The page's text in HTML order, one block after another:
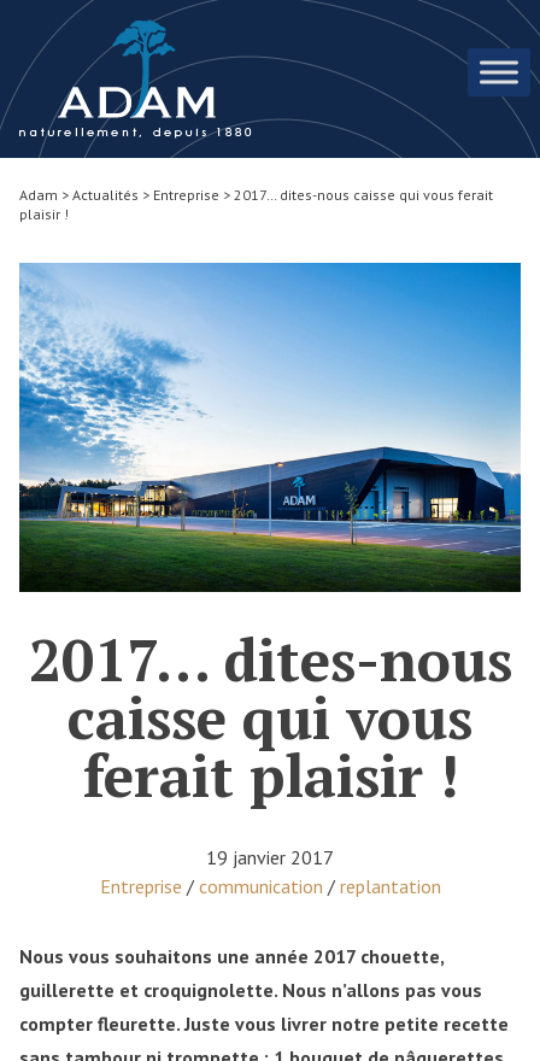
Adam > Actualités > Entreprise > 2017… dites-nous caisse qui vous ferait
plaisir !
2017… dites-nous
caisse qui vous
ferait plaisir !
19 janvier 2017
Posted in
Entreprise / communication / replantation
Nous vous souhaitons une année 2017 chouette,
guillerette et croquignolette. Nous n’allons pas vous
compter fleurette. Juste vous livrer notre petite recette